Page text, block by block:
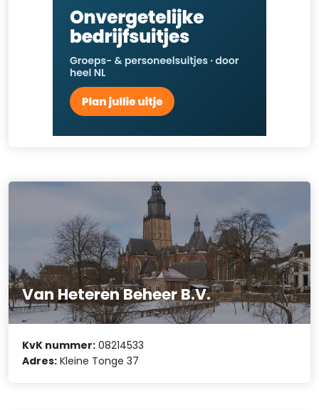
Van Heteren Beheer B.V.
KvK nummer: 08214533
Adres: Kleine Tonge 37